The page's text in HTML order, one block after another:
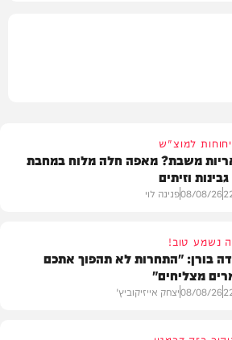
למוצ"ש
משבת? מאפה חלה מלוח במחבת
וזיתים
08/08/26פנינה לוי
נשמע טוב!
בורן: "התחרות לא תהפוך אתכם
מצליחים"
08/08/26יצחק אייזיקוביץ'